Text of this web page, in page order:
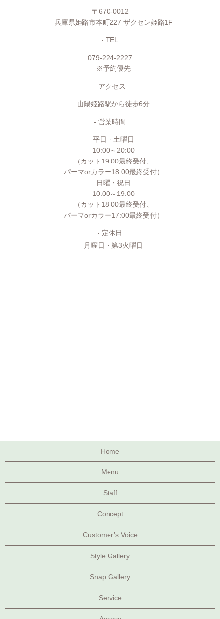
〒670-0012
兵庫県姫路市本町227 ザクセン姫路1F
TEL
079-224-2227
※予約優先
アクセス
山陽姫路駅から徒歩6分
営業時間
平日・土曜日
10:00～20:00
（カット19:00最終受付、
パーマorカラー18:00最終受付）
日曜・祝日
10:00～19:00
（カット18:00最終受付、
パーマorカラー17:00最終受付）
定休日
月曜日・第3火曜日
Home
Menu
Staff
Concept
Customer’s Voice
Style Gallery
Snap Gallery
Service